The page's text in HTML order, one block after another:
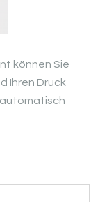
können Sie
Ihren Druck